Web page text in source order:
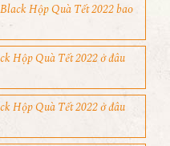
Hộp Quà Tết 2022 bao
Hộp Quà Tết 2022 ở đâu
Hộp Quà Tết 2022 ở đâu